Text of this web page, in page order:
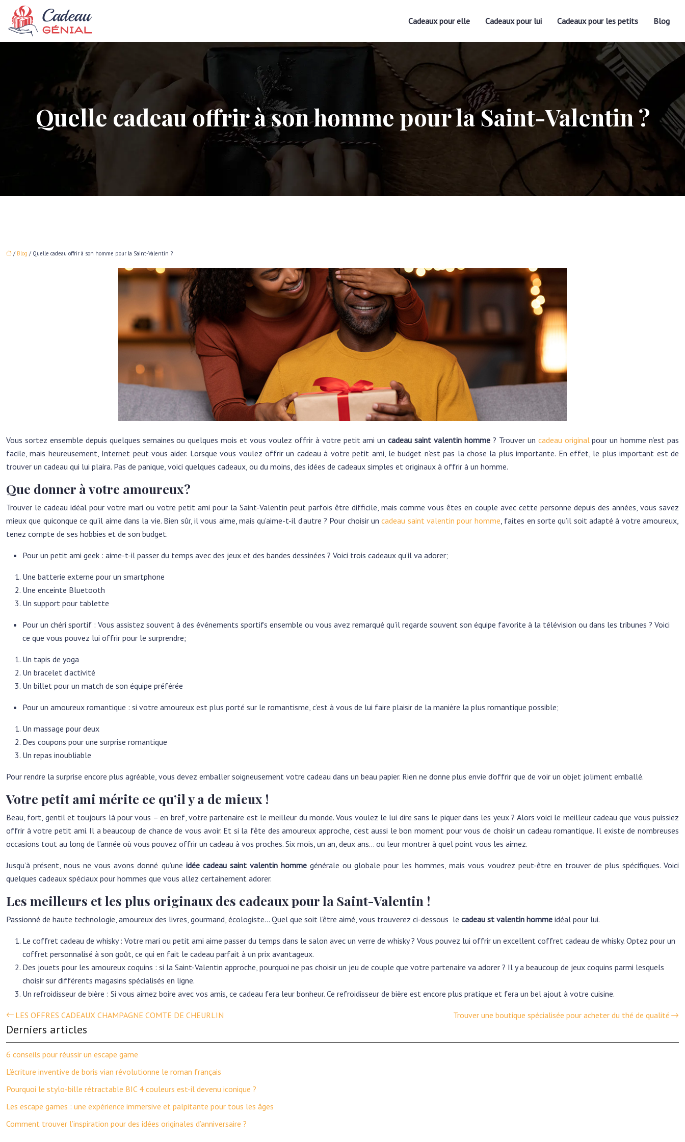
Cadeaux pour elle Cadeaux pour lui Cadeaux pour les petits Blog
Quelle cadeau offrir à son homme pour la Saint-Valentin ?
/ Blog / Quelle cadeau offrir à son homme pour la Saint-Valentin ?
Vous sortez ensemble depuis quelques semaines ou quelques mois et vous voulez offrir à votre petit ami uncadeau saint valentin homme ? Trouver un cadeau originalpour un homme n’est pas
facile, mais heureusement, Internet peut vous aider. Lorsque vous voulez offrir un cadeau à votre petit ami, le budget n’est pas la chose la plus importante. En effet, le plus important est de
trouver un cadeau qui lui plaira. Pas de panique, voici quelques cadeaux, ou du moins, des idées de cadeaux simples et originaux à offrir à un homme.
Que donner à votre amoureux ?
Trouver le cadeau idéal pour votre mari ou votre petit ami pour la Saint-Valentin peut parfois être difficile, mais comme vous êtes en couple avec cette personne depuis des années, vous savez
mieux que quiconque ce qu’il aime dans la vie. Bien sûr, il vous aime, mais qu’aime-t-il d’autre ? Pour choisir uncadeau saint valentin pour homme, faites en sorte qu’il soit adapté à votre amoureux,
tenez compte de ses hobbies et de son budget.
Pour un petit ami geek : aime-t-il passer du temps avec des jeux et des bandes dessinées ? Voici trois cadeaux qu’il va adorer;
Une batterie externe pour un smartphone
Une enceinte Bluetooth
Un support pour tablette
Pour un chéri sportif : Vous assistez souvent à des événements sportifs ensemble ou vous avez remarqué qu’il regarde souvent son équipe favorite à la télévision ou dans les tribunes ? Voici
ce que vous pouvez lui offrir pour le surprendre;
Un tapis de yoga
Un bracelet d’activité
Un billet pour un match de son équipe préférée
Pour un amoureux romantique : si votre amoureux est plus porté sur le romantisme, c’est à vous de lui faire plaisir de la manière la plus romantique possible;
Un massage pour deux
Des coupons pour une surprise romantique
Un repas inoubliable
Pour rendre la surprise encore plus agréable, vous devez emballer soigneusement votre cadeau dans un beau papier. Rien ne donne plus envie d’offrir que de voir un objet joliment emballé.
Votre petit ami mérite ce qu’il y a de mieux !
Beau, fort, gentil et toujours là pour vous – en bref, votre partenaire est le meilleur du monde. Vous voulez le lui dire sans le piquer dans les yeux ? Alors voici le meilleur cadeau que vous puissiez
offrir à votre petit ami. Il a beaucoup de chance de vous avoir. Et si la fête des amoureux approche, c’est aussi le bon moment pour vous de choisir un cadeau romantique. Il existe de nombreuses
occasions tout au long de l’année où vous pouvez offrir un cadeau à vos proches. Six mois, un an, deux ans… ou leur montrer à quel point vous les aimez.
Jusqu’à présent, nous ne vous avons donné qu’une idée cadeau saint valentin hommegénérale ou globale pour les hommes, mais vous voudrez peut-être en trouver de plus spécifiques. Voici
quelques cadeaux spéciaux pour hommes que vous allez certainement adorer.
Les meilleurs et les plus originaux des cadeaux pour la Saint-Valentin !
Passionné de haute technologie, amoureux des livres, gourmand, écologiste… Quel que soit l’être aimé, vous trouverez ci-dessous le cadeau st valentin homme idéal pour lui.
Le coffret cadeau de whisky : Votre mari ou petit ami aime passer du temps dans le salon avec un verre de whisky ? Vous pouvez lui offrir un excellent coffret cadeau de whisky. Optez pour un
coffret personnalisé à son goût, ce qui en fait le cadeau parfait à un prix avantageux.
Des jouets pour les amoureux coquins : si la Saint-Valentin approche, pourquoi ne pas choisir un jeu de couple que votre partenaire va adorer ? Il y a beaucoup de jeux coquins parmi lesquels
choisir sur différents magasins spécialisés en ligne.
Un refroidisseur de bière : Si vous aimez boire avec vos amis, ce cadeau fera leur bonheur. Ce refroidisseur de bière est encore plus pratique et fera un bel ajout à votre cuisine.
LES OFFRES CADEAUX CHAMPAGNE COMTE DE CHEURLIN Trouver une boutique spécialisée pour acheter du thé de qualité
Derniers articles
6 conseils pour réussir un escape game
L’écriture inventive de boris vian révolutionne le roman français
Pourquoi le stylo-bille rétractable BIC 4 couleurs est-il devenu iconique ?
Les escape games : une expérience immersive et palpitante pour tous les âges
Comment trouver l’inspiration pour des idées originales d’anniversaire ?